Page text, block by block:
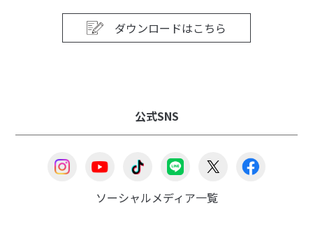
ダウンロードはこちら
公式SNS
ソーシャルメディア一覧